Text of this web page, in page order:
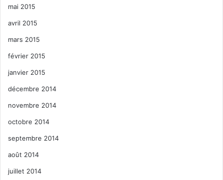
mai 2015
avril 2015
mars 2015
février 2015
janvier 2015
décembre 2014
novembre 2014
octobre 2014
septembre 2014
août 2014
juillet 2014